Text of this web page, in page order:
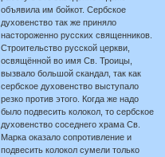
объявила им бойкот. Сербское
духовенство так же приняло
настороженно русских священников.
Строительство русской церкви,
освящённой во имя Св. Троицы,
вызвало большой скандал, так как
сербское духовенство выступало
резко против этого. Когда же надо
было подвесить колокол, то сербское
духовенство соседнего храма Св.
Марка оказало сопротивление и
подвесить колокол сумели только